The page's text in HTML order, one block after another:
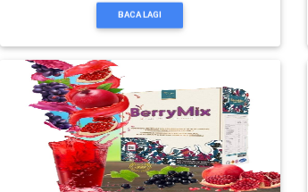
BACA LAGI
PAHANG(13)
KELANTAN(22)
PERAK(41)